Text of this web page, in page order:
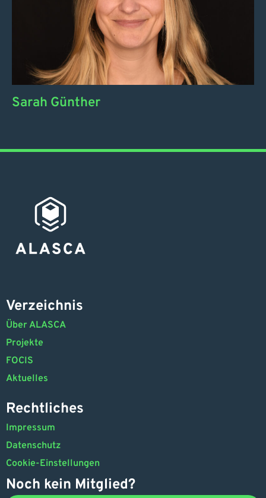
Sarah Günther
Verzeichnis
Über ALASCA
Projekte
FOCIS
Aktuelles
Rechtliches
Impressum
Datenschutz
Cookie-Einstellungen
Noch kein Mitglied?